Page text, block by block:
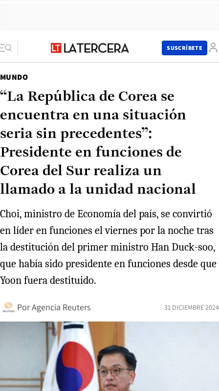
SUSCRÍBETE
MUNDO
“La República de Corea se
encuentra en una situación
seria sin precedentes”:
Presidente en funciones de
Corea del Sur realiza un
llamado a la unidad nacional
Choi, ministro de Economía del país, se convirtió
en líder en funciones el viernes por la noche tras
la destitución del primer ministro Han Duck-soo,
que había sido presidente en funciones desde que
Yoon fuera destituido.
PorAgencia Reuters 31 DICIEMBRE 2024